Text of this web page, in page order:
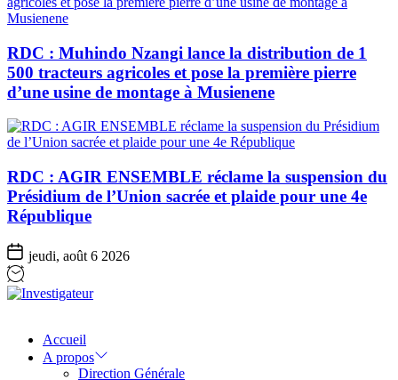
RDC : Muhindo Nzangi lance la distribution de 1
500 tracteurs agricoles et pose la première pierre
d’une usine de montage à Musienene
RDC : AGIR ENSEMBLE réclame la suspension du
Présidium de l’Union sacrée et plaide pour une 4e
République
jeudi, août 6 2026
Accueil
A propos
Direction Générale